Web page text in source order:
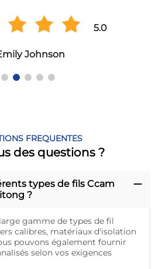
5.0
Johnson
FREQUENTES
des questions ?
types de fils Ccam
?
gamme de types de fil
calibres, matériaux d'isolation
pouvons également fournir
selon vos exigences